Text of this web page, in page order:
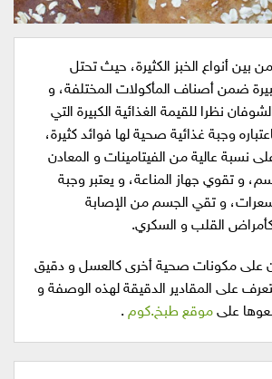
بين أنواع الخبز الكثيرة، حيث تحتل
ضمن أصناف المأكولات المختلفة، و
نظرا للقيمة الغذائية الكبيرة التي
وجبة غذائية صحية لها فوائد كثيرة،
نسبة عالية من الفيتامينات و المعادن
و تقوي جهاز المناعة، و يعتبر وجبة
و تقي الجسم من الإصابة
كأمراض القلب و السكري.
على مكونات صحية أخرى كالعسل و دقيق
على المقادير الدقيقة لهذه الوصفة و
على موقع طبخ.كوم .